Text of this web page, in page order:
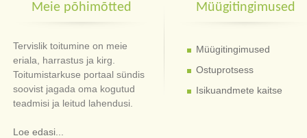
Meie põhimõtted
Tervislik toitumine on meie
eriala, harrastus ja kirg.
Toitumistarkuse portaal sündis
soovist jagada oma kogutud
teadmisi ja leitud lahendusi.
Loe edasi...
Müügitingimused
Müügitingimused
Ostuprotsess
Isikuandmete kaitse